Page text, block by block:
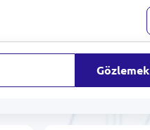
Gözlemek